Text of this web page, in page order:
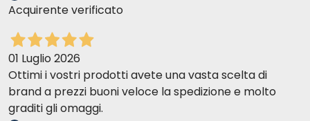
Acquirente verificato
01 Luglio 2026
Ottimi i vostri prodotti avete una vasta scelta di
brand a prezzi buoni veloce la spedizione e molto
graditi gli omaggi.